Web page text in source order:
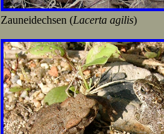
Zauneidechsen (Lacerta agilis)